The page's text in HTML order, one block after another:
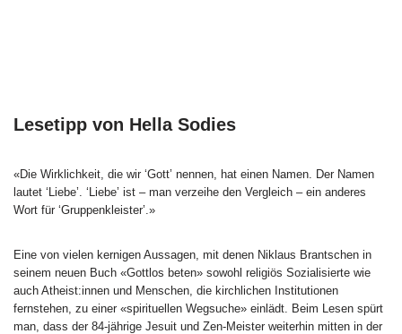
Lesetipp von Hella Sodies
«Die Wirklichkeit, die wir ‘Gott’ nennen, hat einen Namen. Der Namen
lautet ‘Liebe’. ‘Liebe’ ist – man verzeihe den Vergleich – ein anderes
Wort für ‘Gruppenkleister’.»
Eine von vielen kernigen Aussagen, mit denen Niklaus Brantschen in
seinem neuen Buch «Gottlos beten» sowohl religiös Sozialisierte wie
auch Atheist:innen und Menschen, die kirchlichen Institutionen
fernstehen, zu einer «spirituellen Wegsuche» einlädt. Beim Lesen spürt
man, dass der 84-jährige Jesuit und Zen-Meister weiterhin mitten in der